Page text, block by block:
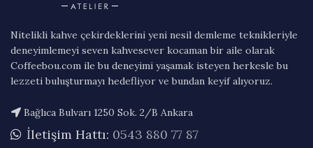
Nitelikli kahve çekirdeklerini yeni nesil demleme teknikleriyle
deneyimlemeyi seven kahvesever kocaman bir aile olarak
Coffeebou.com ile bu deneyimi yaşamak isteyen herkesle bu
lezzeti buluşturmayı hedefliyor ve bundan keyif alıyoruz.
Bağlıca Bulvarı 1250 Sok. 2/B Ankara
İletişim Hattı: 0543 880 77 87